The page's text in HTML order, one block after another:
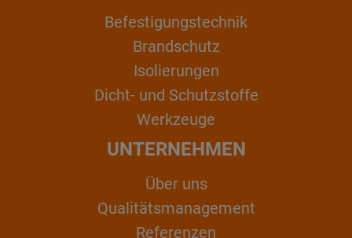
Befestigungstechnik
Brandschutz
Isolierungen
Dicht- und Schutzstoffe
Werkzeuge
UNTERNEHMEN
Über uns
Qualitätsmanagement
Referenzen